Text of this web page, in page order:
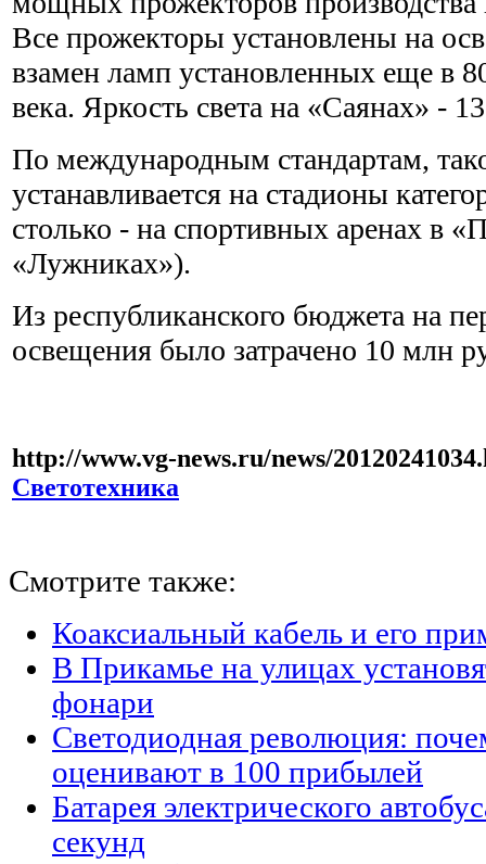
Все прожекторы установлены на
взамен ламп установленных еще в
века. Яркость света на «Саянах» -
По международным стандартам,
устанавливается на стадионы
столько - на спортивных аренах в
«Лужниках»).
Из республиканского бюджета на
освещения было затрачено 10 млн
http://www.vg-news.ru/news/
Светотехника
Смотрите также:
Коаксиальный кабель и его
В Прикамье на улицах
фонари
Светодиодная революция:
оценивают в 100 прибылей
Батарея электрического
секунд